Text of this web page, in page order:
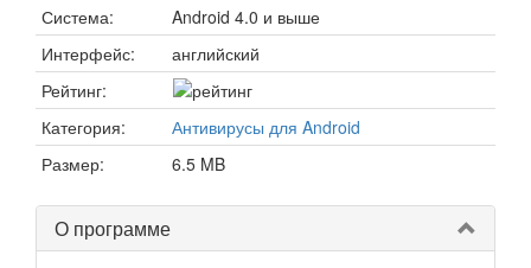
Система:
Android 4.0 и выше
Интерфейс:
английский
Рейтинг:
Категория:
Антивирусы для Android
Размер:
6.5 MB
О программе